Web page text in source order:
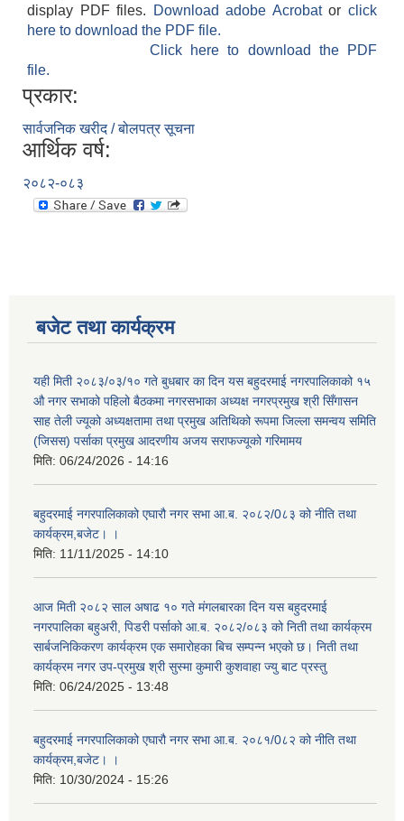
display PDF files.
Download adobe Acrobatorclick
here to download the PDF file.
Click here to download the PDF
file.
प्रकार:
सार्वजनिक खरीद / बोलपत्र सूचना
आर्थिक वर्ष:
२०८२-०८३
बजेट तथा कार्यक्रम
यही मिती २०८३/०३/१० गते बुधबार का दिन यस बहुदरमाई नगरपालिकाको १५
औ नगर सभाको पहिलो बैठकमा नगरसभाका अध्यक्ष नगरप्रमुख श्री सिँगासन
साह तेली ज्यूको अध्यक्षतामा तथा प्रमुख अतिथिको रूपमा जिल्ला समन्वय समिति
(जिसस) पर्साका प्रमुख आदरणीय अजय सराफज्यूको गरिमामय
मिति: 06/24/2026 - 14:16
बहुदरमाई नगरपालिकाको एघारौ नगर सभा आ.ब. २०८२/0८३ को नीति तथा
कार्यक्रम,बजेट। ।
मिति: 11/11/2025 - 14:10
आज मिती २०८२ साल अषाढ १० गते मंगलबारका दिन यस बहुदरमाई
नगरपालिका बहुअरी, पिडरी पर्साको आ.ब. २०८२/०८३ को निती तथा कार्यक्रम
सार्बजनिकिकरण कार्यक्रम एक समारोहका बिच सम्पन्न भएको छ। निती तथा
कार्यक्रम नगर उप-प्रमुख श्री सुस्मा कुमारी कुशवाहा ज्यु बाट प्रस्तु
मिति: 06/24/2025 - 13:48
बहुदरमाई नगरपालिकाको एघारौ नगर सभा आ.ब. २०८१/0८२ को नीति तथा
कार्यक्रम,बजेट। ।
मिति: 10/30/2024 - 15:26